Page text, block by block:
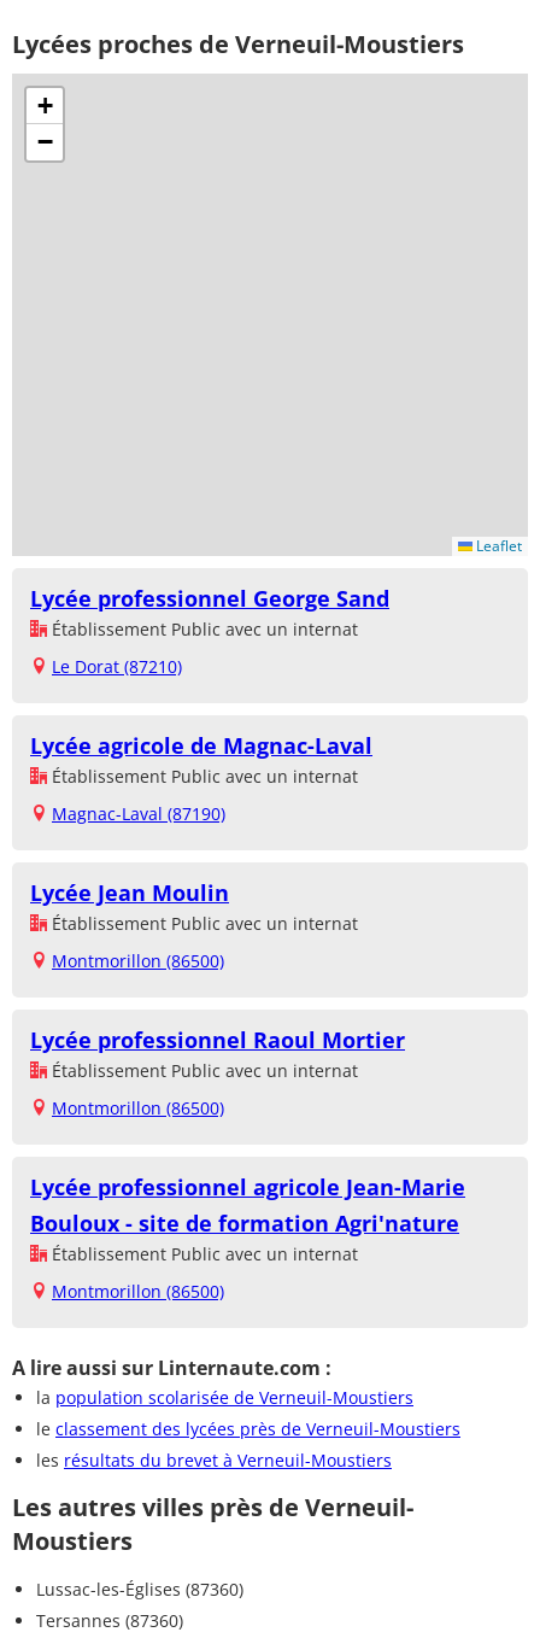
Lycées proches de Verneuil-Moustiers
+
−
Leaflet
Lycée professionnel George Sand
Établissement Public avec un internat
Le Dorat (87210)
Lycée agricole de Magnac-Laval
Établissement Public avec un internat
Magnac-Laval (87190)
Lycée Jean Moulin
Établissement Public avec un internat
Montmorillon (86500)
Lycée professionnel Raoul Mortier
Établissement Public avec un internat
Montmorillon (86500)
Lycée professionnel agricole Jean-Marie
Bouloux - site de formation Agri'nature
Établissement Public avec un internat
Montmorillon (86500)
A lire aussi sur Linternaute.com :
la population scolarisée de Verneuil-Moustiers
le classement des lycées près de Verneuil-Moustiers
les résultats du brevet à Verneuil-Moustiers
Les autres villes près de Verneuil-
Moustiers
Lussac-les-Églises (87360)
Tersannes (87360)